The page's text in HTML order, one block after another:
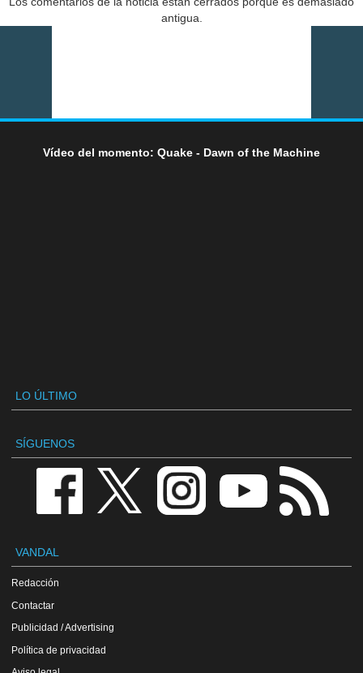
antigua.
Vídeo del momento: Quake - Dawn of the Machine
LO ÚLTIMO
SÍGUENOS
VANDAL
Redacción
Contactar
Publicidad / Advertising
Política de privacidad